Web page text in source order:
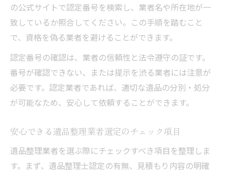
の公式サイトで認定番号を検索し、業者名や所在地が一
致しているか照合してください。この手順を踏むこと
で、資格を偽る業者を避けることができます。
認定番号の確認は、業者の信頼性と法令遵守の証です。
番号が確認できない、または提示を渋る業者には注意が
必要です。認定業者であれば、適切な遺品の分別・処分
が可能なため、安心して依頼することができます。
安心できる遺品整理業者選定のチェック項目
遺品整理業者を選ぶ際にチェックすべき項目を整理しま
す。まず、遺品整理士認定の有無、見積もり内容の明確